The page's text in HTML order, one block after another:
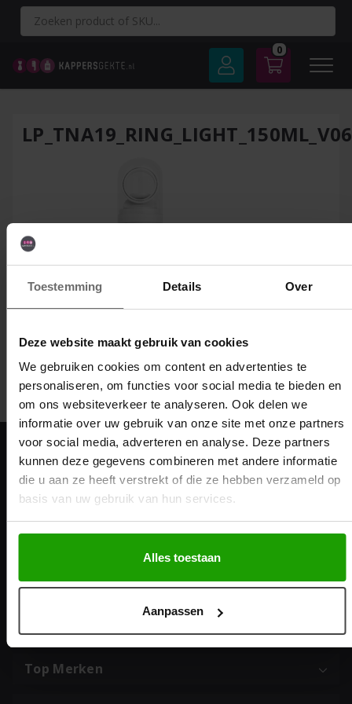
Toestemming Details Over
Deze website maakt gebruik van cookies
We gebruiken cookies om content en advertenties te
personaliseren, om functies voor social media te bieden en
om ons websiteverkeer te analyseren. Ook delen we
informatie over uw gebruik van onze site met onze partners
voor social media, adverteren en analyse. Deze partners
kunnen deze gegevens combineren met andere informatie
die u aan ze heeft verstrekt of die ze hebben verzameld op
basis van uw gebruik van hun services.
Alles toestaan
Aanpassen
Spring
0
Adres & contact
Breestraat 36
2311 CS Leiden
info@kappersgekte.nl
Top Merken